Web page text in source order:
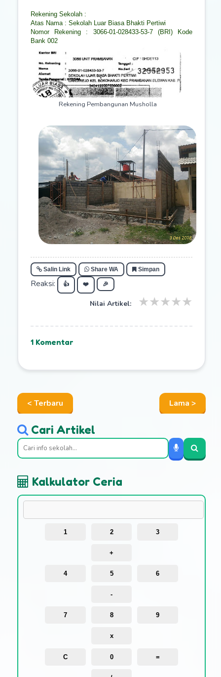
Rekening Sekolah :
Atas Nama : Sekolah Luar Biasa Bhakti Pertiwi
Nomor Rekening : 3066-01-028433-53-7 (BRI) Kode
Bank 002
Rekening Pembangunan Musholla
Salin Link Share WA Simpan
Reaksi: 👍 ❤️ 🎉
Nilai Artikel: ★
★
★
★
★
1 Komentar
< Terbaru Lama >
Cari Artikel
Kalkulator Ceria
1 2 3
+
4 5 6
-
7 8 9
x
C 0 =